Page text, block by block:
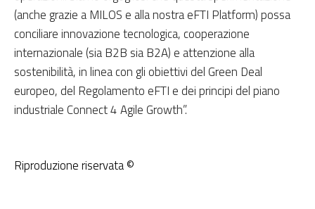
(anche grazie a MILOS e alla nostra eFTI Platform) possa
conciliare innovazione tecnologica, cooperazione
internazionale (sia B2B sia B2A) e attenzione alla
sostenibilità, in linea con gli obiettivi del Green Deal
europeo, del Regolamento eFTI e dei principi del piano
industriale Connect 4 Agile Growth”.
Riproduzione riservata ©